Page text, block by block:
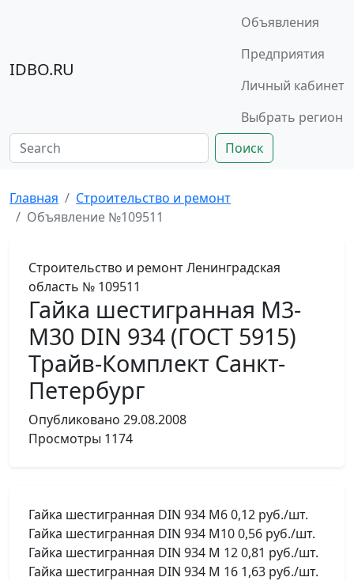
IDBO.RU
Объявления
Предприятия
Личный кабинет
Выбрать регион
Поиск
Главная
Строительство и ремонт
Объявление №109511
Строительство и ремонтЛенинградская
область № 109511
Гайка шестигранная М3-
М30 DIN 934 (ГОСТ 5915)
Трайв-Комплект Санкт-
Петербург
Опубликовано 29.08.2008
Просмотры 1174
Гайка шестигранная DIN 934 М6 0,12 руб./шт.
Гайка шестигранная DIN 934 М10 0,56 руб./шт.
Гайка шестигранная DIN 934 М 12 0,81 руб./шт.
Гайка шестигранная DIN 934 М 16 1,63 руб./шт.